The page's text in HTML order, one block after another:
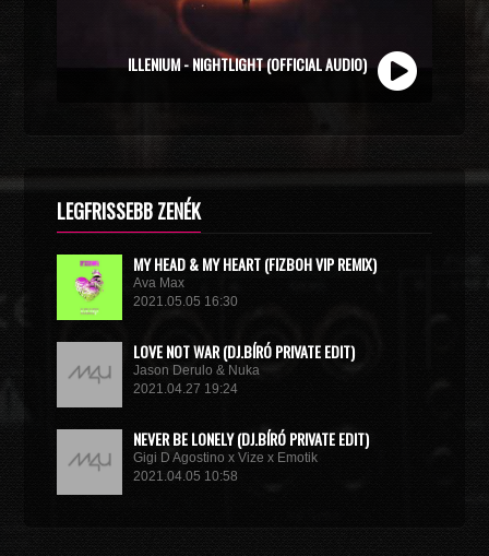
ILLENIUM - NIGHTLIGHT (OFFICIAL AUDIO)
ZOLI VEKONY X CALIDORA - MINDIG NYÁR (OFFICIAL
MUSIC VIDEO)
LEGFRISSEBB ZENÉK
MY HEAD & MY HEART (FIZBOH VIP REMIX)
Ava Max
2021.05.05 16:30
LOVE NOT WAR (DJ.BÍRÓ PRIVATE EDIT)
Jason Derulo & Nuka
2021.04.27 19:24
NEVER BE LONELY (DJ.BÍRÓ PRIVATE EDIT)
Gigi D Agostino x Vize x Emotik
2021.04.05 10:58
GET IN TROUBLE (SO WHAT) (DJ.BÍRÓ PRIVATE EDIT)